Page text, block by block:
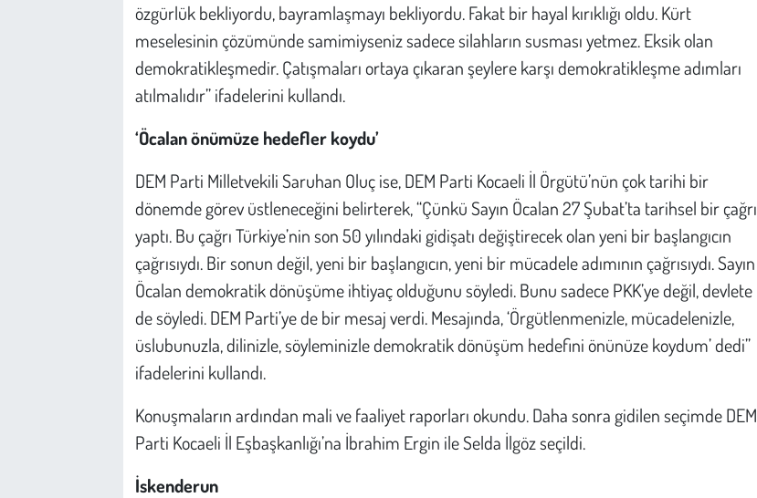
özgürlük bekliyordu, bayramlaşmayı bekliyordu. Fakat bir hayal kırıklığı oldu. Kürt
meselesinin çözümünde samimiyseniz sadece silahların susması yetmez. Eksik olan
demokratikleşmedir. Çatışmaları ortaya çıkaran şeylere karşı demokratikleşme adımları
atılmalıdır” ifadelerini kullandı.
‘Öcalan önümüze hedefler koydu’
DEM Parti Milletvekili Saruhan Oluç ise, DEM Parti Kocaeli İl Örgütü’nün çok tarihi bir
dönemde görev üstleneceğini belirterek, “Çünkü Sayın Öcalan 27 Şubat’ta tarihsel bir çağrı
yaptı. Bu çağrı Türkiye’nin son 50 yılındaki gidişatı değiştirecek olan yeni bir başlangıcın
çağrısıydı. Bir sonun değil, yeni bir başlangıcın, yeni bir mücadele adımının çağrısıydı. Sayın
Öcalan demokratik dönüşüme ihtiyaç olduğunu söyledi. Bunu sadece PKK’ye değil, devlete
de söyledi. DEM Parti’ye de bir mesaj verdi. Mesajında, ‘Örgütlenmenizle, mücadelenizle,
üslubunuzla, dilinizle, söyleminizle demokratik dönüşüm hedefini önünüze koydum’ dedi”
ifadelerini kullandı.
Konuşmaların ardından mali ve faaliyet raporları okundu. Daha sonra gidilen seçimde DEM
Parti Kocaeli İl Eşbaşkanlığı’na İbrahim Ergin ile Selda İlgöz seçildi.
İskenderun